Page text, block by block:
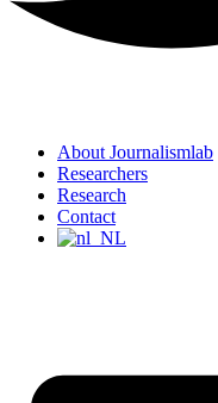
About Journalismlab
Researchers
Research
Contact